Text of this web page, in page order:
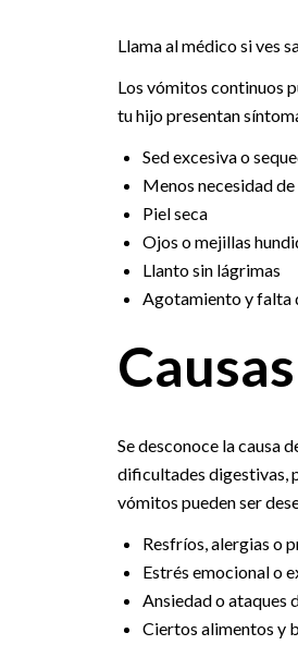
Llama al médico si ves
Los vómitos continuos
tu hijo presentan
Sed excesiva o
Menos necesidad
Piel seca
Ojos o mejillas
Llanto sin lágrimas
Agotamiento y falta
Causas
Se desconoce la causa
dificultades digestivas,
vómitos pueden ser
Resfríos, alergias o
Estrés emocional o
Ansiedad o ataques
Ciertos alimentos y